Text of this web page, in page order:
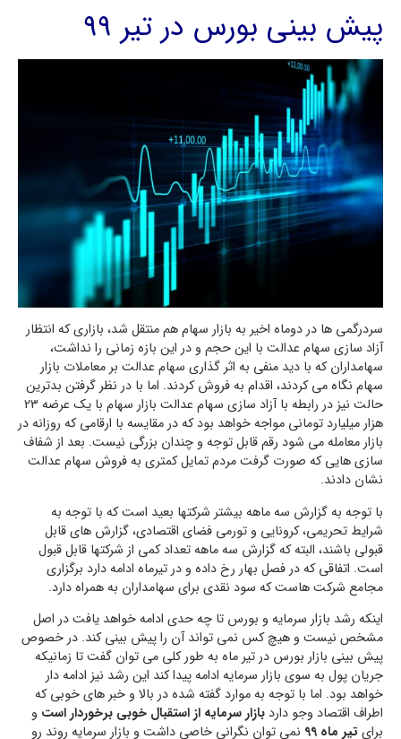
پیش بینی بورس در تیر 99
سردرگمی ها در دوماه اخیر به بازار سهام هم منتقل شد، بازاری که انتظار
آزاد سازی سهام عدالت با این حجم و در این بازه زمانی را نداشت،
سهامداران که با دید منفی به اثر گذاری سهام عدالت بر معاملات بازار
سهام نگاه می کردند، اقدام به فروش کردند. اما با در نظر گرفتن بدترین
حالت نیز در رابطه با آزاد سازی سهام عدالت بازار سهام با یک عرضه 23
هزار میلیارد تومانی مواجه خواهد بود که در مقایسه با ارقامی که روزانه در
بازار معامله می شود رقم قابل توجه و چندان بزرگی نیست. بعد از شفاف
سازی هایی که صورت گرفت مردم تمایل کمتری به فروش سهام عدالت
نشان دادند.
با توجه به گزارش سه ماهه بیشتر شرکتها بعید است که با توجه به
شرایط تحریمی، کرونایی و تورمی فضای اقتصادی، گزارش های قابل
قبولی باشند، البته که گزارش سه ماهه تعداد کمی از شرکتها قابل قبول
است. اتفاقی که در فصل بهار رخ داده و در تیرماه ادامه دارد برگزاری
مجامع شرکت هاست که سود نقدی برای سهامداران به همراه دارد.
اینکه رشد بازار سرمایه و بورس تا چه حدی ادامه خواهد یافت در اصل
مشخص نیست و هیچ کس نمی تواند آن را پیش بینی کند. در خصوص
پیش بینی بازار بورس در تیر ماه به طور کلی می توان گفت تا زمانیکه
جریان پول به سوی بازار سرمایه ادامه پیدا کند این رشد نیز ادامه دار
خواهد بود. اما با توجه به موارد گفته شده در بالا و خبر های خوبی که
اطراف اقتصاد وجو دارد بازار سرمایه از استقبال خوبی برخوردار است و
برای تیر ماه 99
نمی توان نگرانی خاصی داشت و بازار سرمایه روند رو